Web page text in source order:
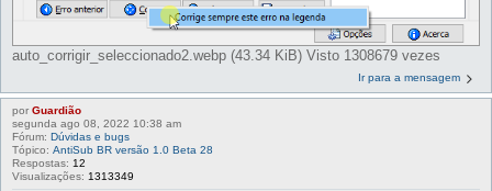
auto_corrigir_seleccionado2.webp (43.34 KiB) Visto 1308679 vezes
Ir para a mensagem
por Guardião
segunda ago 08, 2022 10:38 am
Fórum: Dúvidas e bugs
Tópico: AntiSub BR versão 1.0 Beta 28
Respostas: 12
Visualizações: 1313349